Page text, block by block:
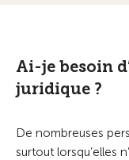
Ai-je besoin
juridique ?
De nombreuses
surtout lorsqu’elles